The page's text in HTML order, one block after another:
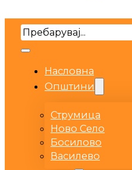
Search
Насловна
Општини
Струмица
Ново Село
Босилово
Василево